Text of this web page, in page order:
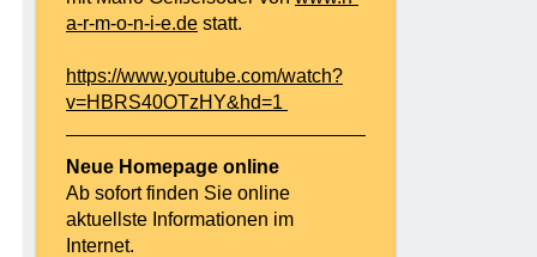
a-r-m-o-n-i-e.de statt.
https://www.youtube.com/watch?
v=HBRS40OTzHY&hd=1
Neue Homepage online
Ab sofort finden Sie online
aktuellste Informationen im
Internet.